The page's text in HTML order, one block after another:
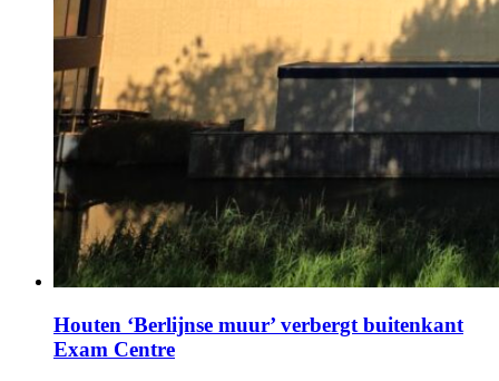
Houten ‘Berlijnse muur’ verbergt buitenkant
Exam Centre